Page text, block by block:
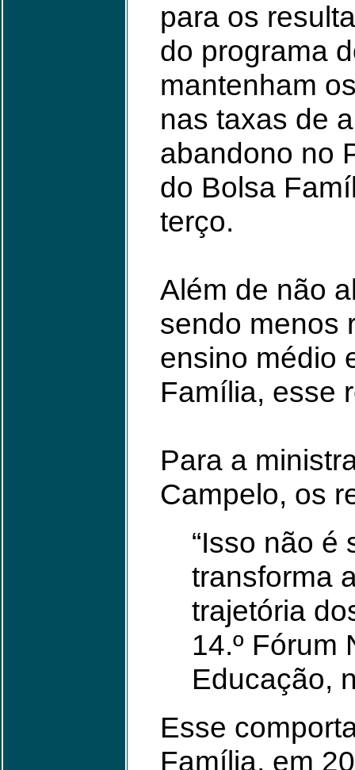
para os
do programa
mantenham
nas taxas de
abandono no
do Bolsa
terço.
Além de não
sendo menos
ensino médio
Família, esse
Para a
Campelo, os
“Isso não é
transforma
trajetória
14.º Fórum
Educação,
Esse
Família, em